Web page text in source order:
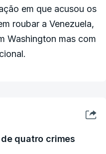
em que acusou os
roubar a Venezuela,
Washington mas com
quatro crimes